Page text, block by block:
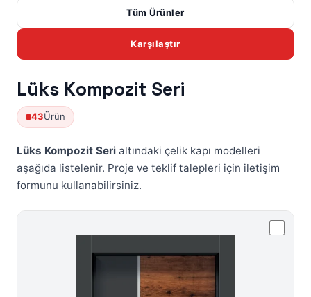
Tüm Ürünler
Karşılaştır
Lüks Kompozit Seri
43Ürün
Lüks Kompozit Seri altındaki çelik kapı modelleri
aşağıda listelenir. Proje ve teklif talepleri için iletişim
formunu kullanabilirsiniz.